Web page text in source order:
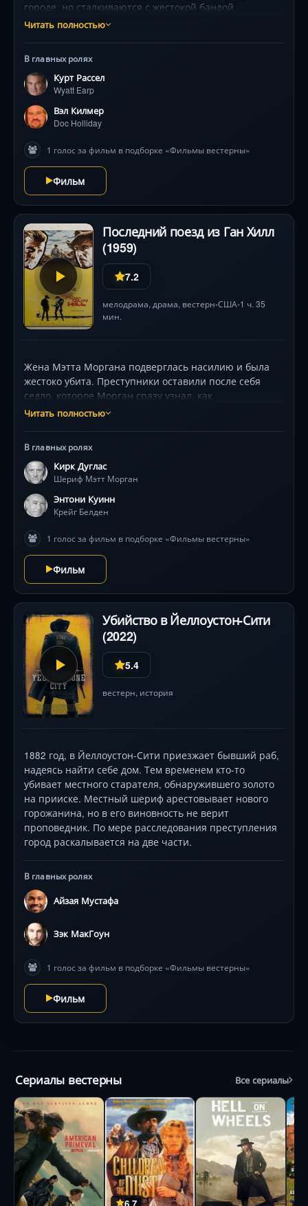
городе, но сталкиваются с жестокой бандой,
превратившей закон в пустой звук. Напряженное
револьвером станет легендой. Реальная история,
ставшая эталоном вестерна .
Читать полностью
В главных ролях
Курт Рассел
Wyatt Earp
Вэл Килмер
Doc Holliday
1 голос за фильм в подборке «Фильмы вестерны»
Фильм
Последний поезд из Ган Хилл
(1959)
7.2
мелодрама, драма, вестерн•США•1 ч. 35
мин.
Жена Мэтта Моргана подверглась насилию и была
жестоко убита. Преступники оставили после себя
седло, которое Морган сразу узнал, как
принадлежащее его старому приятелю Крейгу
становится ясно, что одним из убийц был его
собственный сын Рик. Не желая сдавать своего сына
в руки закона, Белден отказывается сотрудничать с
Морганом
Читать полностью
В главных ролях
Кирк Дуглас
Шериф Мэтт Морган
Энтони Куинн
Крейг Белден
1 голос за фильм в подборке «Фильмы вестерны»
Фильм
Убийство в Йеллоустон-Сити
(2022)
5.4
вестерн, история
1882 год, в Йеллоустон-Сити приезжает бывший раб,
надеясь найти себе дом. Тем временем кто-то
убивает местного старателя, обнаружившего золото
на прииске. Местный шериф арестовывает нового
горожанина, но в его виновность не верит
проповедник. По мере расследования преступления
город раскалывается на две части.
В главных ролях
Айзая Мустафа
Зэк МакГоун
1 голос за фильм в подборке «Фильмы вестерны»
Фильм
Сериалы вестерны Все сериалы